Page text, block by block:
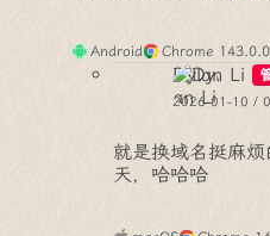
Android Chrome
Dylan Li
2026-01-10 /
就是换域名挺麻
天，哈哈哈